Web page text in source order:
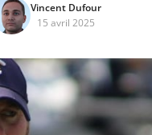
Vincent Dufour
15 avril 2025